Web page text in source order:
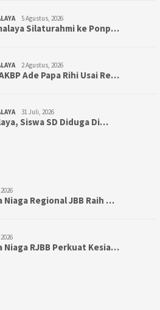
5 Agustus, 2026
Silaturahmi ke Ponp…
2 Agustus, 2026
Ade Papa Rihi Usai Re…
31 Juli, 2026
Siswa SD Diduga Di…
Niaga Regional JBB Raih …
Niaga RJBB Perkuat Kesia…